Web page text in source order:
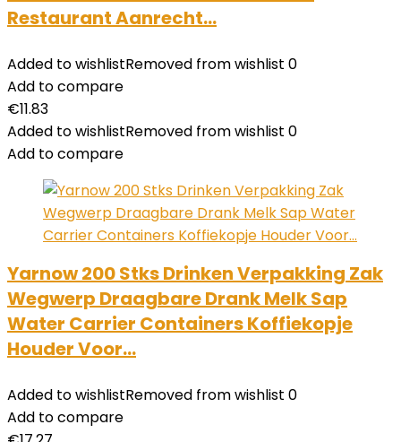
Restaurant Aanrecht…
Added to wishlistRemoved from wishlist 0
Add to compare
€11.83
Added to wishlistRemoved from wishlist 0
Add to compare
Yarnow 200 Stks Drinken Verpakking Zak
Wegwerp Draagbare Drank Melk Sap
Water Carrier Containers Koffiekopje
Houder Voor…
Added to wishlistRemoved from wishlist 0
Add to compare